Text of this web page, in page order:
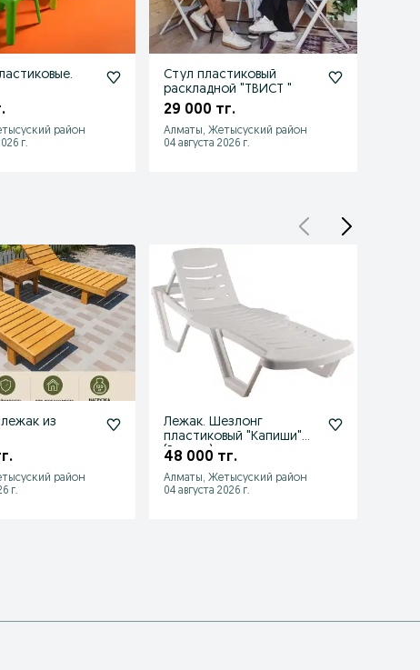
район
г.
Стул пластиковый
раскладной "ТВИСТ "
29 000 тг.
Алматы, Жетысуский район
04 августа 2026 г.
из
район
г.
Лежак. Шезлонг
пластиковый "Капиши"
(Россия)
48 000 тг.
Алматы, Жетысуский район
04 августа 2026 г.